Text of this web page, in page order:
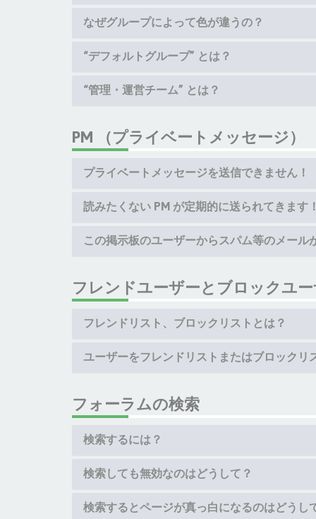
なぜグループによって色が違うの？
“デフォルトグループ” とは？
“管理・運営チーム” とは？
PM （プライベートメッセージ）
プライベートメッセージを送信できません！
読みたくない PM が定期的に送られてきます
この掲示板のユーザーからスパム等のメール
フレンドユーザーとブロックユ
フレンドリスト、ブロックリストとは？
ユーザーをフレンドリストまたはブロックリ
フォーラムの検索
検索するには？
検索しても無効なのはどうして？
検索するとページが真っ白になるのはどうし